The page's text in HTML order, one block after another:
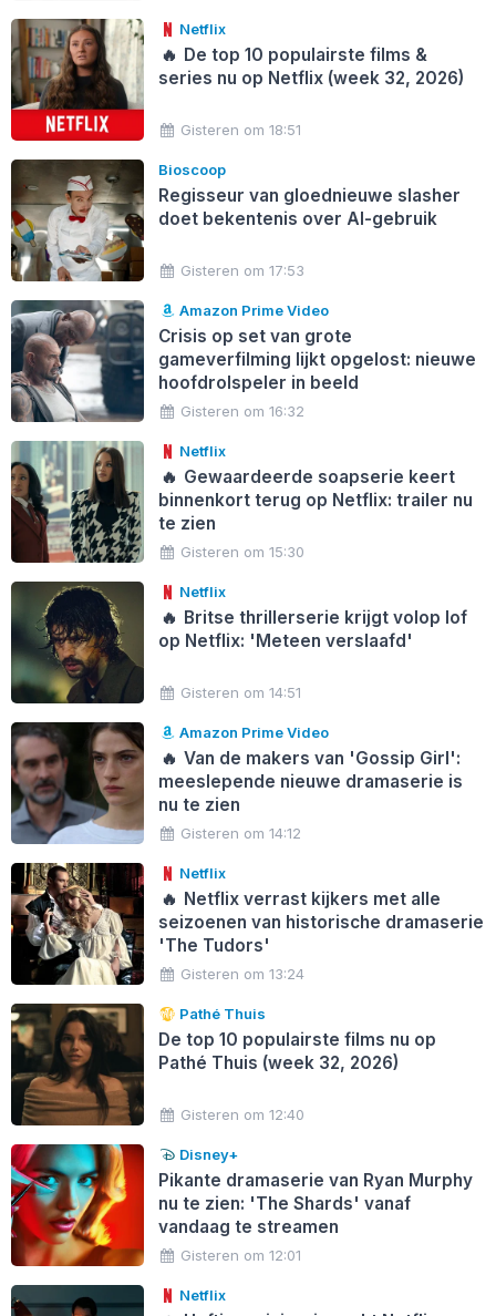
Netflix
🔥 De top 10 populairste films &
series nu op Netflix (week 32, 2026)
Gisteren om 18:51
Bioscoop
Regisseur van gloednieuwe slasher
doet bekentenis over AI-gebruik
Gisteren om 17:53
Amazon Prime Video
Crisis op set van grote
gameverfilming lijkt opgelost: nieuwe
hoofdrolspeler in beeld
Gisteren om 16:32
Netflix
🔥 Gewaardeerde soapserie keert
binnenkort terug op Netflix: trailer nu
te zien
Gisteren om 15:30
Netflix
🔥 Britse thrillerserie krijgt volop lof
op Netflix: 'Meteen verslaafd'
Gisteren om 14:51
Amazon Prime Video
🔥 Van de makers van 'Gossip Girl':
meeslepende nieuwe dramaserie is
nu te zien
Gisteren om 14:12
Netflix
🔥 Netflix verrast kijkers met alle
seizoenen van historische dramaserie
'The Tudors'
Gisteren om 13:24
Pathé Thuis
De top 10 populairste films nu op
Pathé Thuis (week 32, 2026)
Gisteren om 12:40
Disney+
Pikante dramaserie van Ryan Murphy
nu te zien: 'The Shards' vanaf
vandaag te streamen
Gisteren om 12:01
Netflix